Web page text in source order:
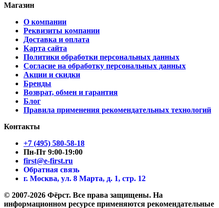
Магазин
О компании
Реквизиты компании
Доставка и оплата
Карта сайта
Политики обработки персональных данных
Согласие на обработку персональных данных
Акции и скидки
Бренды
Возврат, обмен и гарантия
Блог
Правила применения рекомендательных технологий
Контакты
+7 (495) 580-58-18
Пн-Пт 9:00-19:00
first@e-first.ru
Обратная связь
г. Москва, ул. 8 Марта, д. 1, стр. 12
© 2007-2026 Фёрст. Все права защищены. На
информационном ресурсе применяются рекомендательные